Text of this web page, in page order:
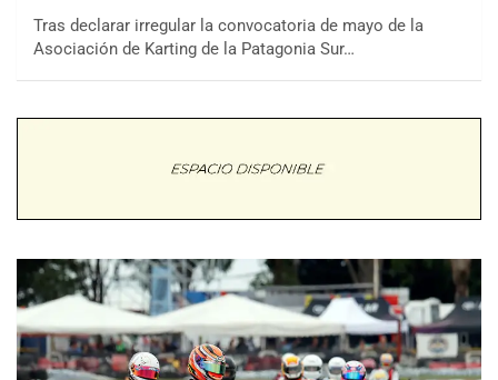
Tras declarar irregular la convocatoria de mayo de la
Asociación de Karting de la Patagonia Sur…